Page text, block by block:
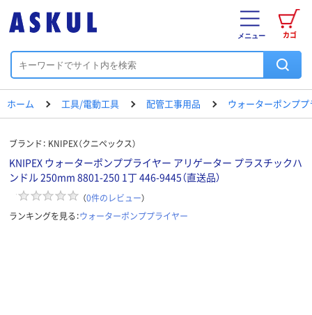
カゴ
メニュー
ホーム 工具/電動工具 配管工事用品 ウォーターポンプ
ブランド： KNIPEX（クニペックス）
KNIPEX ウォーターポンププライヤー アリゲーター プラスチックハ
ンドル 250mm 8801-250 1丁 446-9445（直送品）
（0件のレビュー）
ランキングを見る：ウォーターポンププライヤー